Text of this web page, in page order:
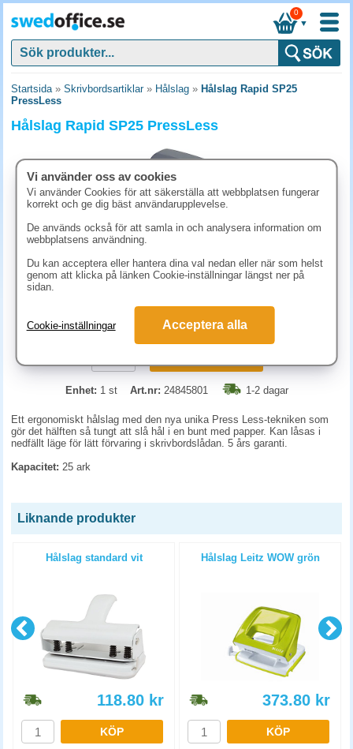
▼
0
Startsida» Skrivbordsartiklar» Hålslag » Hålslag Rapid SP25
PressLess
Hålslag Rapid SP25 PressLess
448.80 kr (inkl. moms)
Enhet: 1 st Art.nr: 24845801 1-2 dagar
Ett ergonomiskt hålslag med den nya unika Press Less-tekniken som
gör det hälften så tungt att slå hål i en bunt med papper. Kan låsas i
nedfällt läge för lätt förvaring i skrivbordslådan. 5 års garanti.
Kapacitet: 25 ark
Liknande produkter
Hålslag standard vit
118.80 kr
KÖP
Hålslag Leitz WOW grön
373.80 kr
KÖP
Vi använder oss av cookies
Vi använder Cookies för att säkerställa att webbplatsen fungerar
korrekt och ge dig bäst användarupplevelse.
De används också för att samla in och analysera information om
webbplatsens användning.
Du kan acceptera eller hantera dina val nedan eller när som helst
genom att klicka på länken Cookie-inställningar längst ner på
sidan.
Cookie-inställningar Acceptera alla